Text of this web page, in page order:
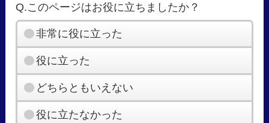
Q.このページはお役に立ちましたか？
非常に役に立った
役に立った
どちらともいえない
役に立たなかった